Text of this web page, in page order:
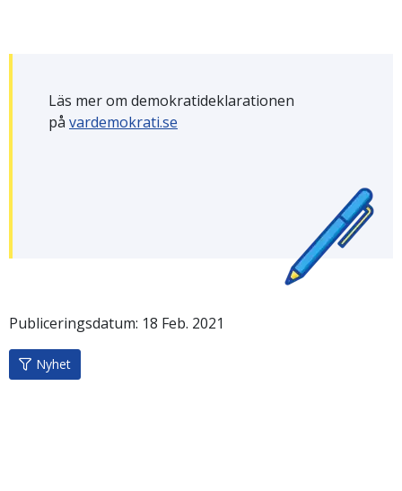
Läs mer om demokratideklarationen
på vardemokrati.se
Publiceringsdatum: 18 Feb. 2021
Nyhet